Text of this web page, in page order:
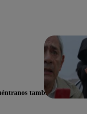
también en